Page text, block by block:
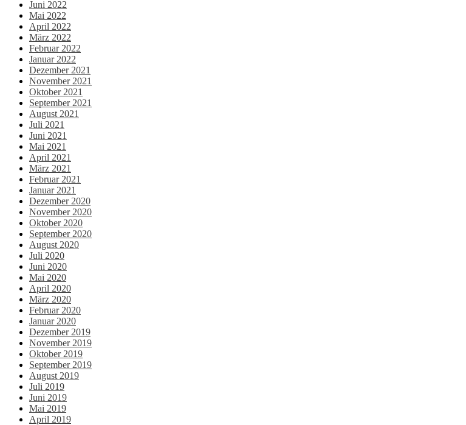
Juni 2022
Mai 2022
April 2022
März 2022
Februar 2022
Januar 2022
Dezember 2021
November 2021
Oktober 2021
September 2021
August 2021
Juli 2021
Juni 2021
Mai 2021
April 2021
März 2021
Februar 2021
Januar 2021
Dezember 2020
November 2020
Oktober 2020
September 2020
August 2020
Juli 2020
Juni 2020
Mai 2020
April 2020
März 2020
Februar 2020
Januar 2020
Dezember 2019
November 2019
Oktober 2019
September 2019
August 2019
Juli 2019
Juni 2019
Mai 2019
April 2019